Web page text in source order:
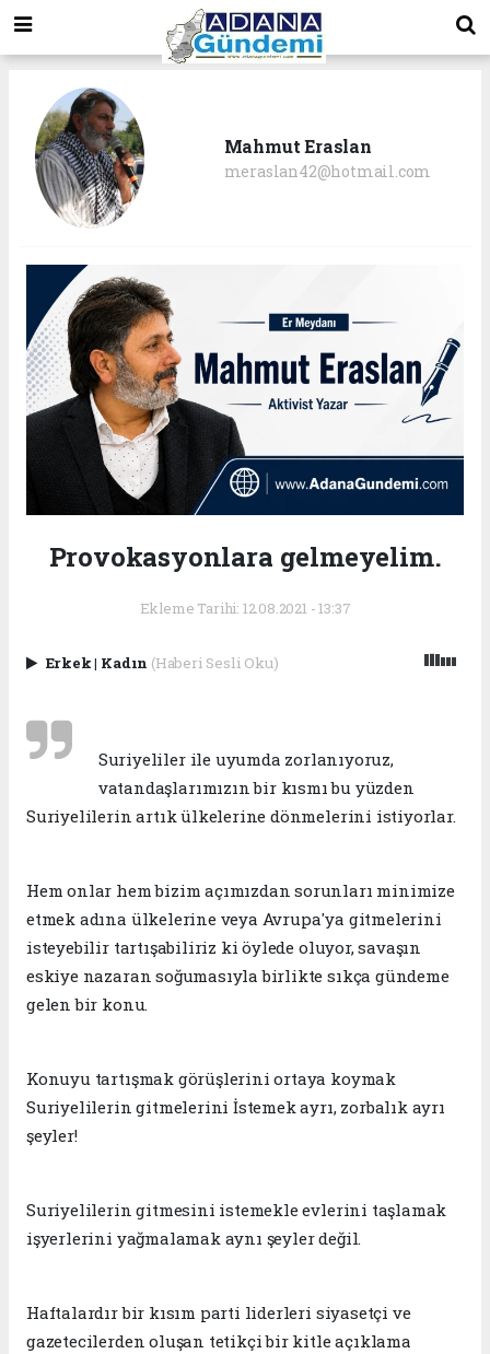
Mahmut Eraslan
meraslan42@hotmail.com
Provokasyonlara gelmeyelim.
Ekleme Tarihi: 12.08.2021 - 13:37
Erkek| Kadın (Haberi Sesli Oku)
Suriyeliler ile uyumda zorlanıyoruz,
vatandaşlarımızın bir kısmı bu yüzden
Suriyelilerin artık ülkelerine dönmelerini istiyorlar.
Hem onlar hem bizim açımızdan sorunları minimize
etmek adına ülkelerine veya Avrupa'ya gitmelerini
isteyebilir tartışabiliriz ki öylede oluyor, savaşın
eskiye nazaran soğumasıyla birlikte sıkça gündeme
gelen bir konu.
Konuyu tartışmak görüşlerini ortaya koymak
Suriyelilerin gitmelerini İstemek ayrı, zorbalık ayrı
şeyler!
Suriyelilerin gitmesini istemekle evlerini taşlamak
işyerlerini yağmalamak aynı şeyler değil.
Haftalardır bir kısım parti liderleri siyasetçi ve
gazetecilerden oluşan tetikçi bir kitle açıklama